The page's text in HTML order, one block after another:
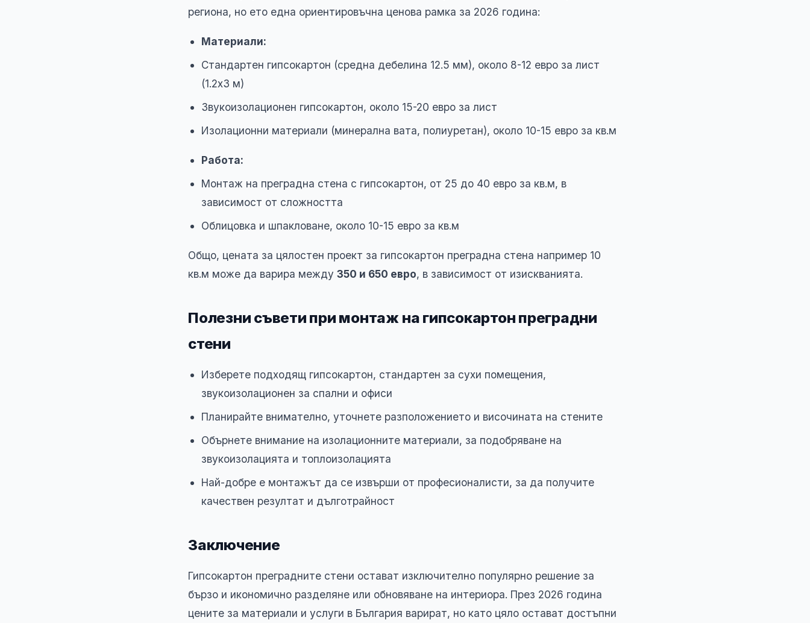
региона, но ето една ориентировъчна ценова рамка за 2026 година:
Материали:
Стандартен гипсокартон (средна дебелина 12.5 мм), около 8-12 евро за лист
(1.2х3 м)
Звукоизолационен гипсокартон, около 15-20 евро за лист
Изолационни материали (минерална вата, полиуретан), около 10-15 евро за кв.м
Работа:
Монтаж на преградна стена с гипсокартон, от 25 до 40 евро за кв.м, в
зависимост от сложността
Облицовка и шпакловане, около 10-15 евро за кв.м
Общо, цената за цялостен проект за гипсокартон преградна стена например 10
кв.м може да варира между 350 и 650 евро, в зависимост от изискванията.
Полезни съвети при монтаж на гипсокартон преградни
стени
Изберете подходящ гипсокартон, стандартен за сухи помещения,
звукоизолационен за спални и офиси
Планирайте внимателно, уточнете разположението и височината на стените
Обърнете внимание на изолационните материали, за подобряване на
звукоизолацията и топлоизолацията
Най-добре е монтажът да се извърши от професионалисти, за да получите
качествен резултат и дълготрайност
Заключение
Гипсокартон преградните стени остават изключително популярно решение за
бързо и икономично разделяне или обновяване на интериора. През 2026 година
цените за материали и услуги в България варират, но като цяло остават достъпни